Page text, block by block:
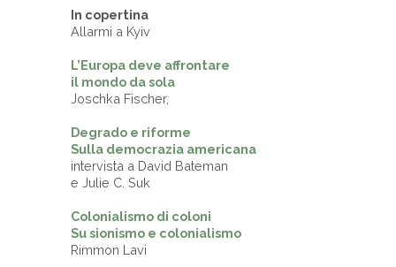
In copertina
Allarmi a Kyiv
L’Europa deve affrontare
il mondo da sola
Joschka Fischer,
Degrado e riforme
Sulla democrazia americana
intervista a David Bateman
e Julie C. Suk
Colonialismo di coloni
Su sionismo e colonialismo
Rimmon Lavi